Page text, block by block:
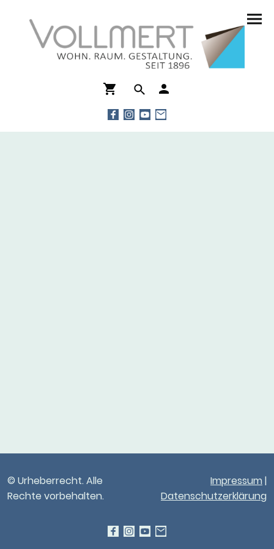
© Urheberrecht. Alle
Rechte vorbehalten.
Impressum |
Datenschutzerklärung